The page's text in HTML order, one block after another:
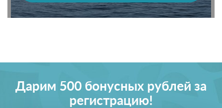
Дарим 500 бонусных рублей за
регистрацию!